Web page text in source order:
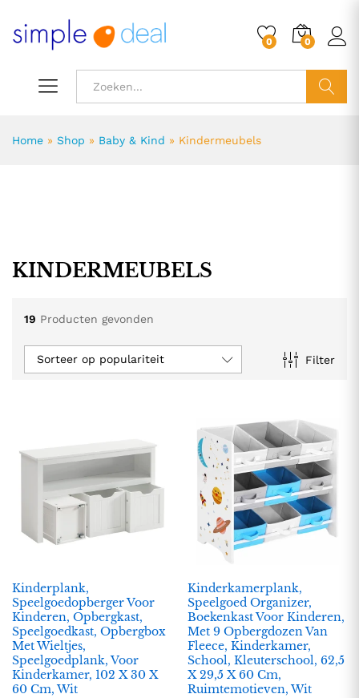
0 0
Home » Shop » Baby & Kind » Kindermeubels
KINDERMEUBELS
19 Producten gevonden
Filter
Sorteer op populariteit
Kinderplank,
Speelgoedopberger Voor
Kinderen, Opbergkast,
Speelgoedkast, Opbergbox
Met Wieltjes,
Speelgoedplank, Voor
Kinderkamer, 102 X 30 X
60 Cm, Wit
Kinderkamerplank,
Speelgoed Organizer,
Boekenkast Voor Kinderen,
Met 9 Opbergdozen Van
Fleece, Kinderkamer,
School, Kleuterschool, 62,5
X 29,5 X 60 Cm,
Ruimtemotieven, Wit